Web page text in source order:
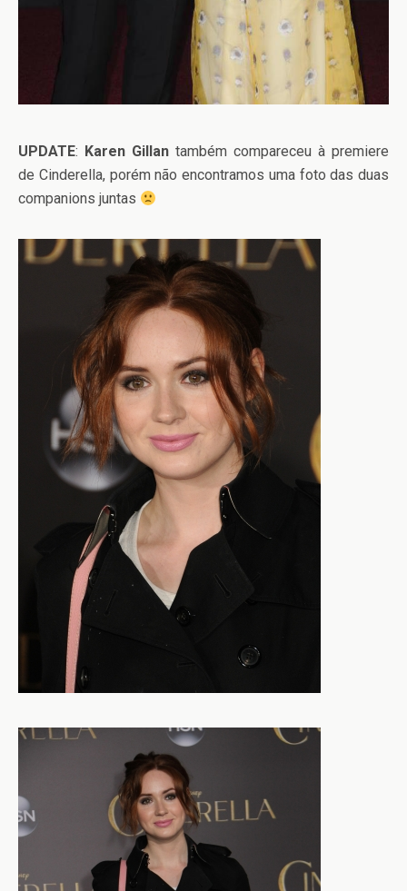
UPDATE: Karen Gillan também compareceu à premiere
de Cinderella, porém não encontramos uma foto das duas
companions juntas